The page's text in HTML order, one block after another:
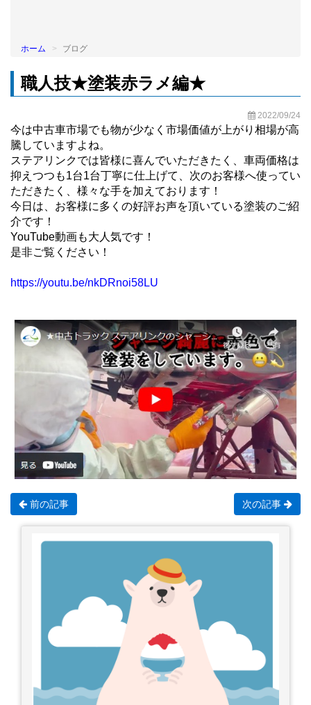
ホーム ブログ
職人技★塗装赤ラメ編★
2022/09/24
今は中古車市場でも物が少なく市場価値が上がり相場が高
騰していますよね。
ステアリンクでは皆様に喜んでいただきたく、車両価格は
抑えつつも1台1台丁寧に仕上げて、次のお客様へ使ってい
ただきたく、様々な手を加えております！
今日は、お客様に多くの好評お声を頂いている塗装のご紹
介です！
YouTube動画も大人気です！
是非ご覧ください！
https://youtu.be/nkDRnoi58LU
前の記事 次の記事